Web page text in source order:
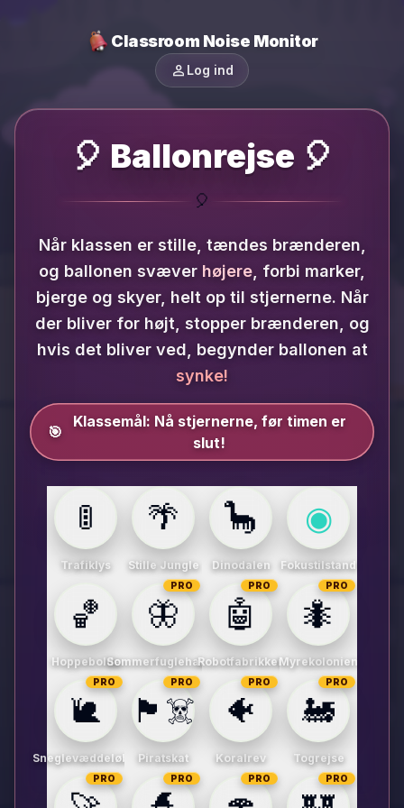
Classroom Noise Monitor
person Log ind
🎈 Ballonrejse 🎈
🎈
Når klassen er stille, tændes brænderen,
og ballonen svæver højere , forbi marker,
bjerge og skyer, helt op til stjernerne. Når
der bliver for højt, stopper brænderen, og
hvis det bliver ved, begynder ballonen at
synke!
🎯
Klassemål: Nå stjernerne, før timen er
slut!
🚦
Trafiklys
🌴
Stille Jungle
🦕
Dinodalen
◉
Fokustilstand
🏀
Hoppebolde
🦋
PRO
Sommerfuglehaven
🤖
PRO
Robotfabrikken
🐜
PRO
Myrekolonien
🐌
PRO
Sneglevæddeløbet
🏴‍☠️
PRO
Piratskat
🐠
PRO
Koralrev
🚂
PRO
Togrejse
PRO PRO PRO PRO